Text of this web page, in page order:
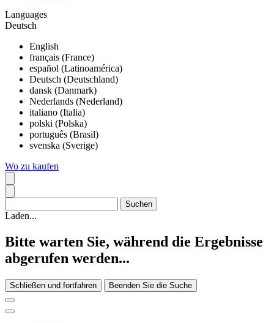
Languages
Deutsch
English
français (France)
español (Latinoamérica)
Deutsch (Deutschland)
dansk (Danmark)
Nederlands (Nederland)
italiano (Italia)
polski (Polska)
português (Brasil)
svenska (Sverige)
Wo zu kaufen
Laden...
Bitte warten Sie, während die Ergebnisse
abgerufen werden...
Schließen und fortfahren Beenden Sie die Suche